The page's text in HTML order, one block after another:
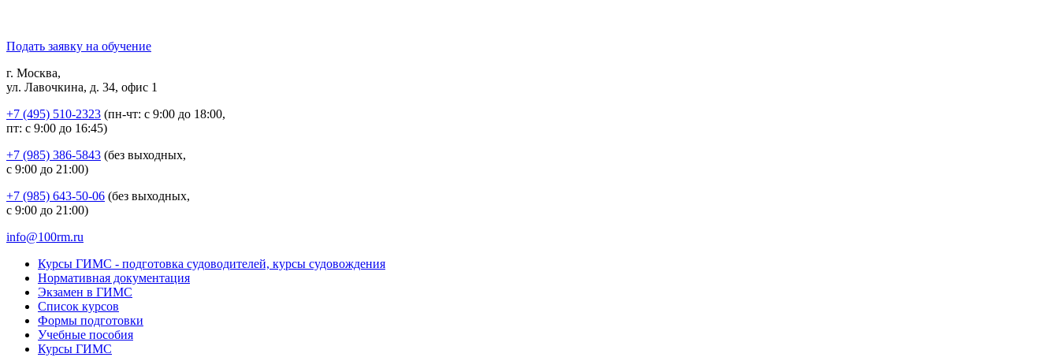
Подать заявку на обучение
г. Москва,
ул. Лавочкина, д. 34, офис 1
+7 (495) 510-2323 (пн-чт: с 9:00 до 18:00,
пт: с 9:00 до 16:45)
+7 (985) 386-5843 (без выходных,
с 9:00 до 21:00)
+7 (985) 643-50-06 (без выходных,
с 9:00 до 21:00)
info@100rm.ru
Курсы ГИМС - подготовка судоводителей, курсы судовождения
Нормативная документация
Экзамен в ГИМС
Список курсов
Формы подготовки
Учебные пособия
Курсы ГИМС